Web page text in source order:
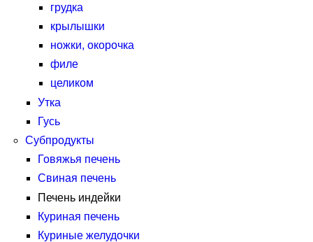
грудка
крылышки
ножки, окорочка
филе
целиком
Утка
Гусь
Субпродукты
Говяжья печень
Свиная печень
Печень индейки
Куриная печень
Куриные желудочки